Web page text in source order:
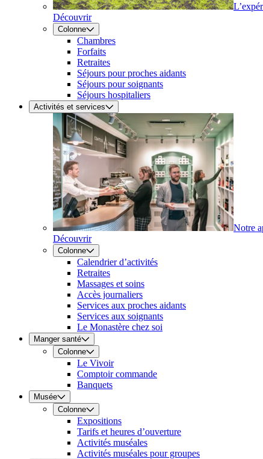
Découvrir
Colonne
Chambres
Forfaits
Retraites
Séjours pour proches aidants
Séjours pour soignants
Séjours hospitaliers
Activités et services
Notre
Découvrir
Colonne
Calendrier d’activités
Retraites
Massages et soins
Accès journaliers
Services aux proches aidants
Services aux soignants
Le Monastère chez soi
Manger santé
Colonne
Le Vivoir
Comptoir commande
Banquets
Musée
Colonne
Expositions
Tarifs et heures d’ouverture
Activités muséales
Activités muséales pour groupes